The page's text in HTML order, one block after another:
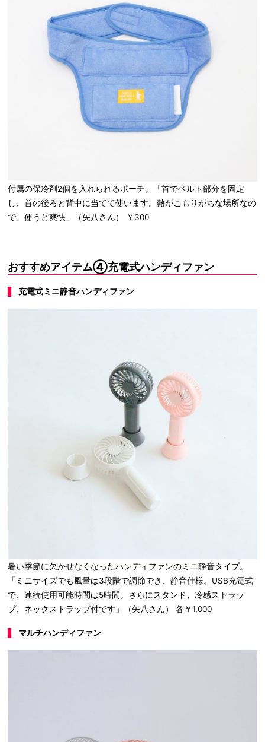
付属の保冷剤2個を入れられるポーチ。「首でベルト部分を固定
し、首の後ろと背中に当てて使います。熱がこもりがちな場所なの
で、使うと爽快」（矢八さん） ￥300
おすすめアイテム④充電式ハンディファン
充電式ミニ静音ハンディファン
暑い季節に欠かせなくなったハンディファンのミニ静音タイプ。
「ミニサイズでも風量は3段階で調節でき、静音仕様。USB充電式
で、連続使用可能時間は5時間。さらにスタンド、 冷感ストラッ
プ、ネックストラップ付です」（矢八さん） 各￥1,000
マルチハンディファン